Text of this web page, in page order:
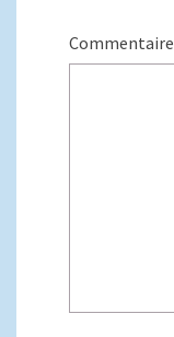
Commentaire